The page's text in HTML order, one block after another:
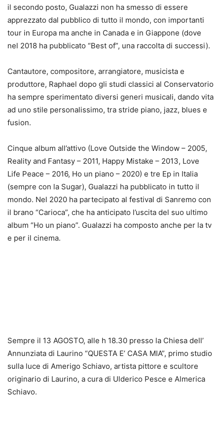
il secondo posto, Gualazzi non ha smesso di essere
apprezzato dal pubblico di tutto il mondo, con importanti
tour in Europa ma anche in Canada e in Giappone (dove
nel 2018 ha pubblicato “Best of”, una raccolta di successi).
Cantautore, compositore, arrangiatore, musicista e
produttore, Raphael dopo gli studi classici al Conservatorio
ha sempre sperimentato diversi generi musicali, dando vita
ad uno stile personalissimo, tra stride piano, jazz, blues e
fusion.
Cinque album all’attivo (Love Outside the Window – 2005,
Reality and Fantasy – 2011, Happy Mistake – 2013, Love
Life Peace – 2016, Ho un piano – 2020) e tre Ep in Italia
(sempre con la Sugar), Gualazzi ha pubblicato in tutto il
mondo. Nel 2020 ha partecipato al festival di Sanremo con
il brano “Carioca”, che ha anticipato l’uscita del suo ultimo
album “Ho un piano”. Gualazzi ha composto anche per la tv
e per il cinema.
Sempre il 13 AGOSTO, alle h 18.30 presso la Chiesa dell’
Annunziata di Laurino “QUESTA E’ CASA MIA”, primo studio
sulla luce di Amerigo Schiavo, artista pittore e scultore
originario di Laurino, a cura di Ulderico Pesce e Almerica
Schiavo.